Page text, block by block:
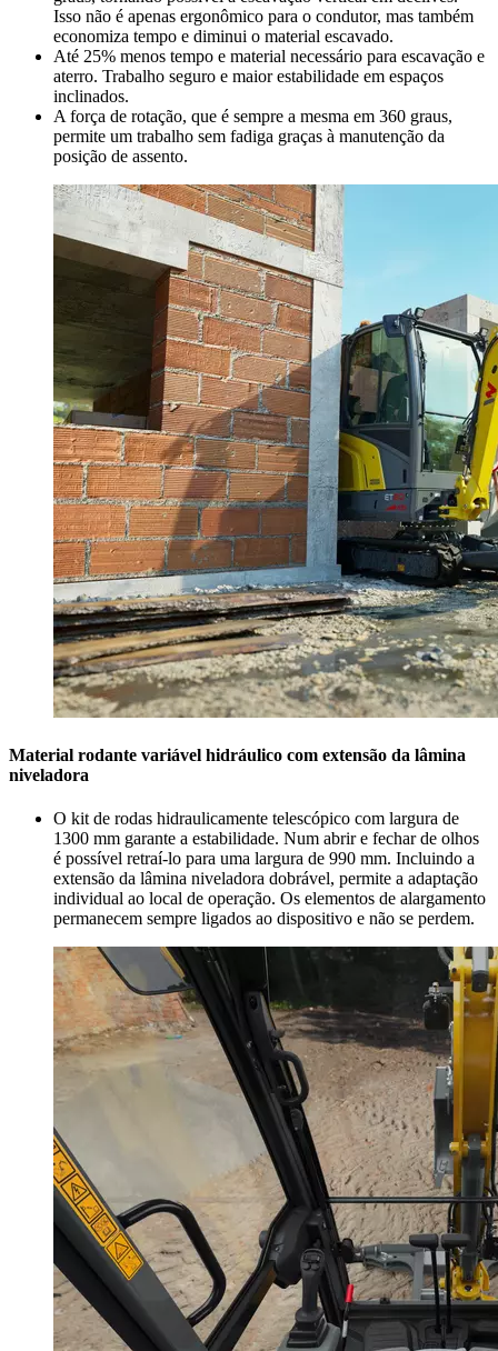
Isso não é apenas ergonômico para o condutor, mas também
economiza tempo e diminui o material escavado.
Até 25% menos tempo e material necessário para escavação e
aterro. Trabalho seguro e maior estabilidade em espaços
inclinados.
A força de rotação, que é sempre a mesma em 360 graus,
permite um trabalho sem fadiga graças à manutenção da
posição de assento.
Material rodante variável hidráulico com extensão da lâmina
niveladora
O kit de rodas hidraulicamente telescópico com largura de
1300 mm garante a estabilidade. Num abrir e fechar de olhos
é possível retraí-lo para uma largura de 990 mm. Incluindo a
extensão da lâmina niveladora dobrável, permite a adaptação
individual ao local de operação. Os elementos de alargamento
permanecem sempre ligados ao dispositivo e não se perdem.